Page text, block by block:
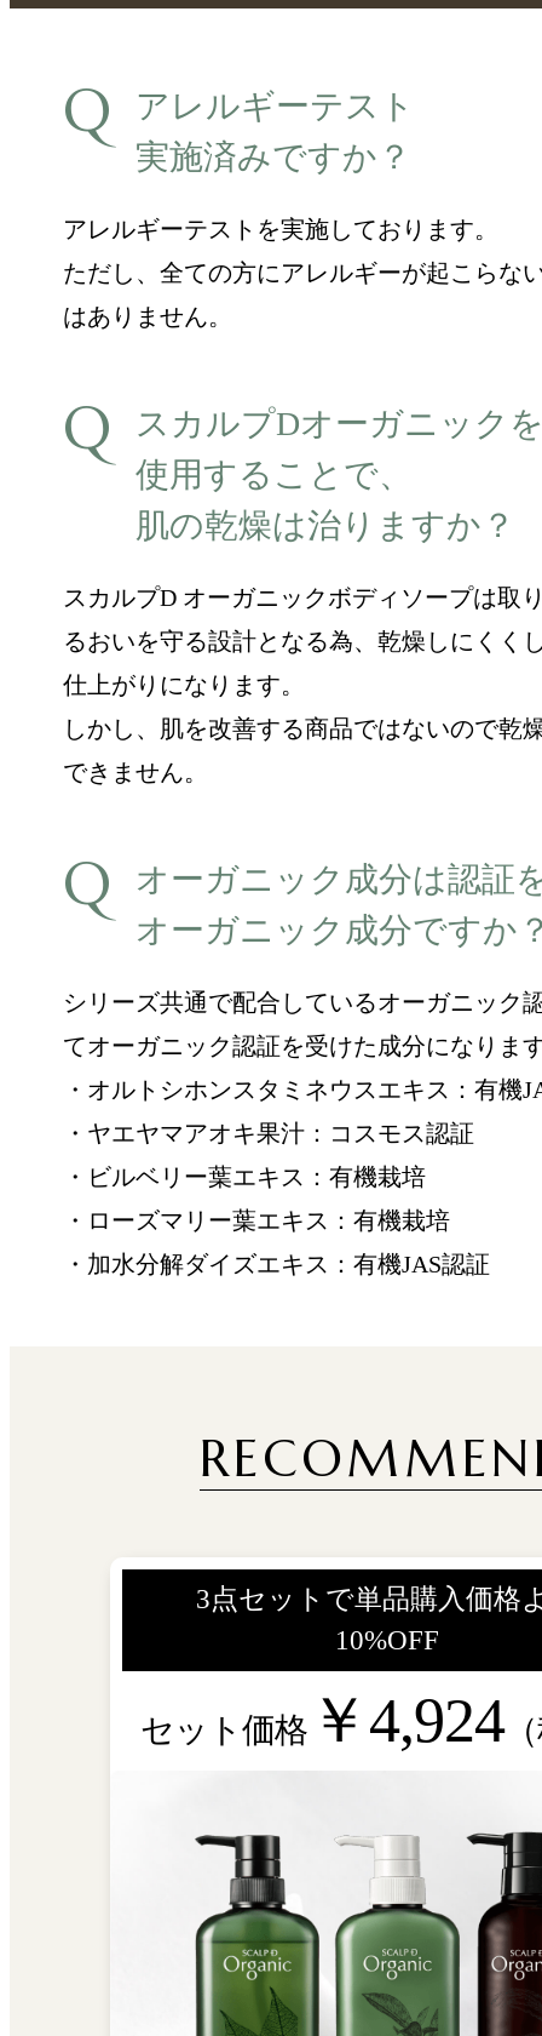
アレルギーテスト
実施済みですか？
アレルギーテストを実施しております。
ただし、全ての方にアレルギーが起こらな
はありません。
スカルプDオーガニック
使用することで、
肌の乾燥は治りますか？
スカルプD オーガニックボディソープは取
るおいを守る設計となる為、乾燥しにくく
仕上がりになります。
しかし、肌を改善する商品ではないので乾
できません。
オーガニック成分は認証
オーガニック成分ですか
シリーズ共通で配合しているオーガニック
てオーガニック認証を受けた成分になりま
・オルトシホンスタミネウスエキス：有機
・ヤエヤマアオキ果汁：コスモス認証
・ビルベリー葉エキス：有機栽培
・ローズマリー葉エキス：有機栽培
・加水分解ダイズエキス：有機JAS認証
3点セットで単品購入価格
10%OFF
セット価格￥4,924